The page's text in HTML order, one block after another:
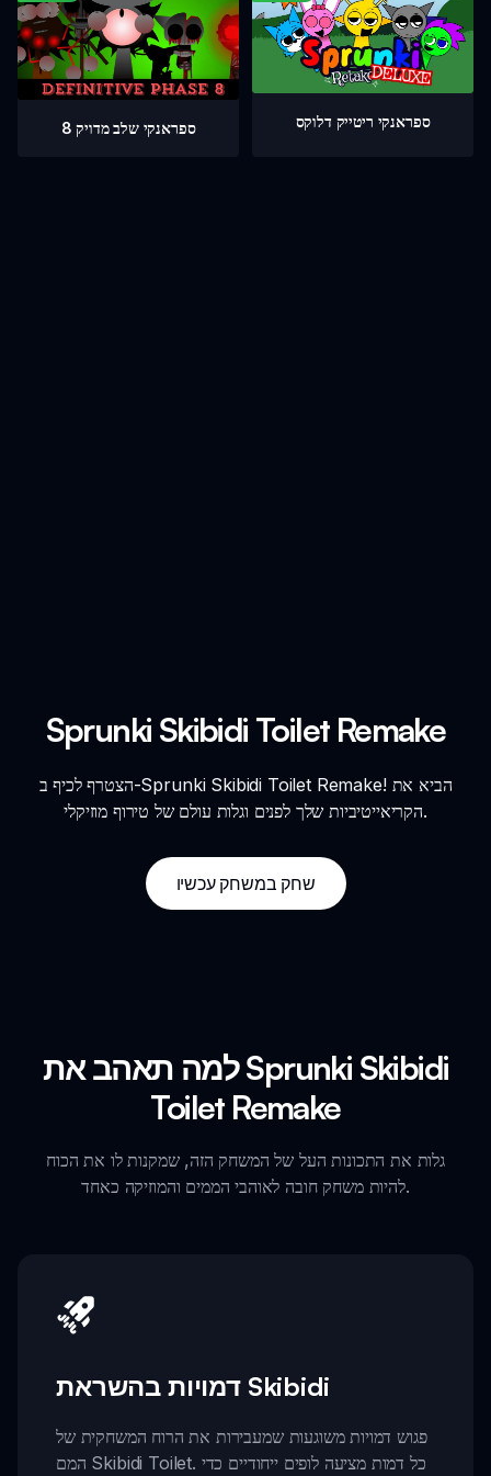
ספראנקי שלב מדויק 8 ספראנקי ריטייק דלוקס
Sprunki Skibidi Toilet Remake
הצטרף לכיף ב-Sprunki Skibidi Toilet Remake! הביא את
הקריאייטיביות שלך לפנים וגלות עולם של טירוף מוזיקלי.
שחק במשחק עכשיו
למה תאהב את Sprunki Skibidi
Toilet Remake
גלות את התכונות העל של המשחק הזה, שמקנות לו את הכוח
להיות משחק חובה לאוהבי הממים והמוזיקה כאחד.
דמויות בהשראת Skibidi
פגוש דמויות משוגעות שמעבירות את הרוח המשחקית של
המם Skibidi Toilet. כל דמות מציעה לופים ייחודיים כדי